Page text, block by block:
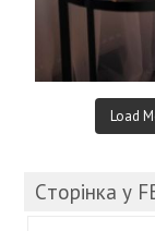
Load
Cторінка у